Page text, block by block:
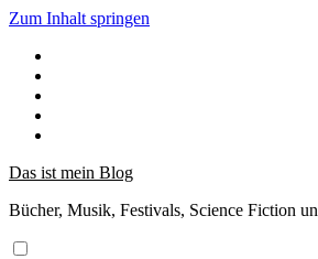
Zum Inhalt springen
Das ist mein Blog
Bücher, Musik, Festivals, Science Fiction